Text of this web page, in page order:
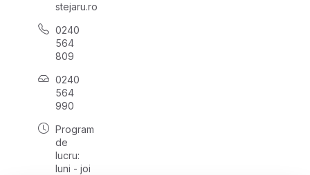
stejaru.ro
0240
564
809
0240
564
990
Program
de
lucru:
luni - joi